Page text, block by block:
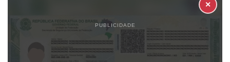
PUBLICIDADE
✕